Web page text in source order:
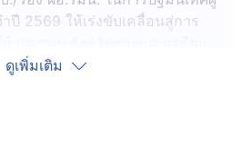
ปี 2569 ให้เร่งขับเคลื่อนสู่การ
มกับหน่วยงานความมั่นคงและหน่วย
ดูเพิ่มเติม